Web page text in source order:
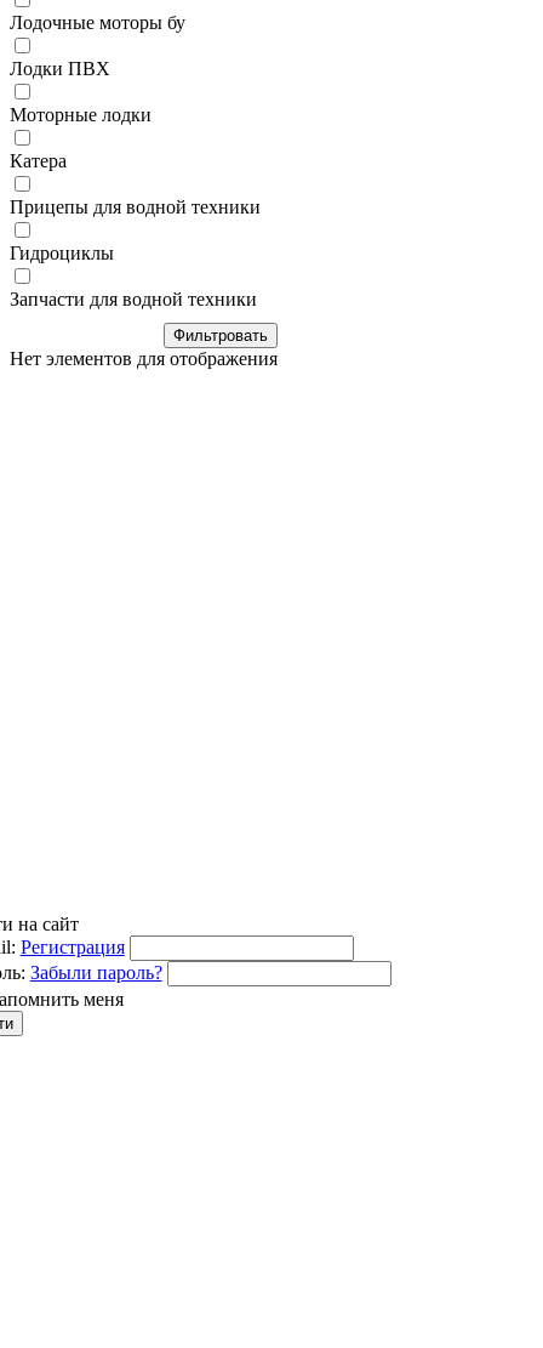
Лодочные моторы бу
Лодки ПВХ
Моторные лодки
Катера
Прицепы для водной техники
Гидроциклы
Запчасти для водной техники
Нет элементов для отображения
на сайт
Регистрация
Забыли пароль?
меня